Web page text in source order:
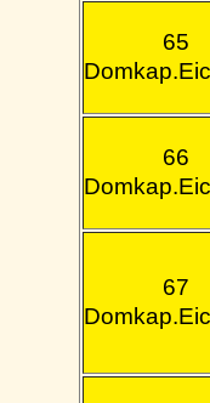
65
66
67